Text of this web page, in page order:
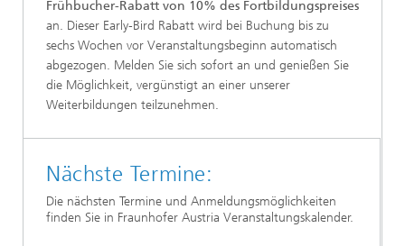
Frühbucher-Rabatt von 10% des Fortbildungspreises
an. Dieser Early-Bird Rabatt wird bei Buchung bis zu
sechs Wochen vor Veranstaltungsbeginn automatisch
abgezogen. Melden Sie sich sofort an und genießen Sie
die Möglichkeit, vergünstigt an einer unserer
Weiterbildungen teilzunehmen.
Nächste Termine:
Die nächsten Termine und Anmeldungsmöglichkeiten
finden Sie in Fraunhofer Austria Veranstaltungskalender.